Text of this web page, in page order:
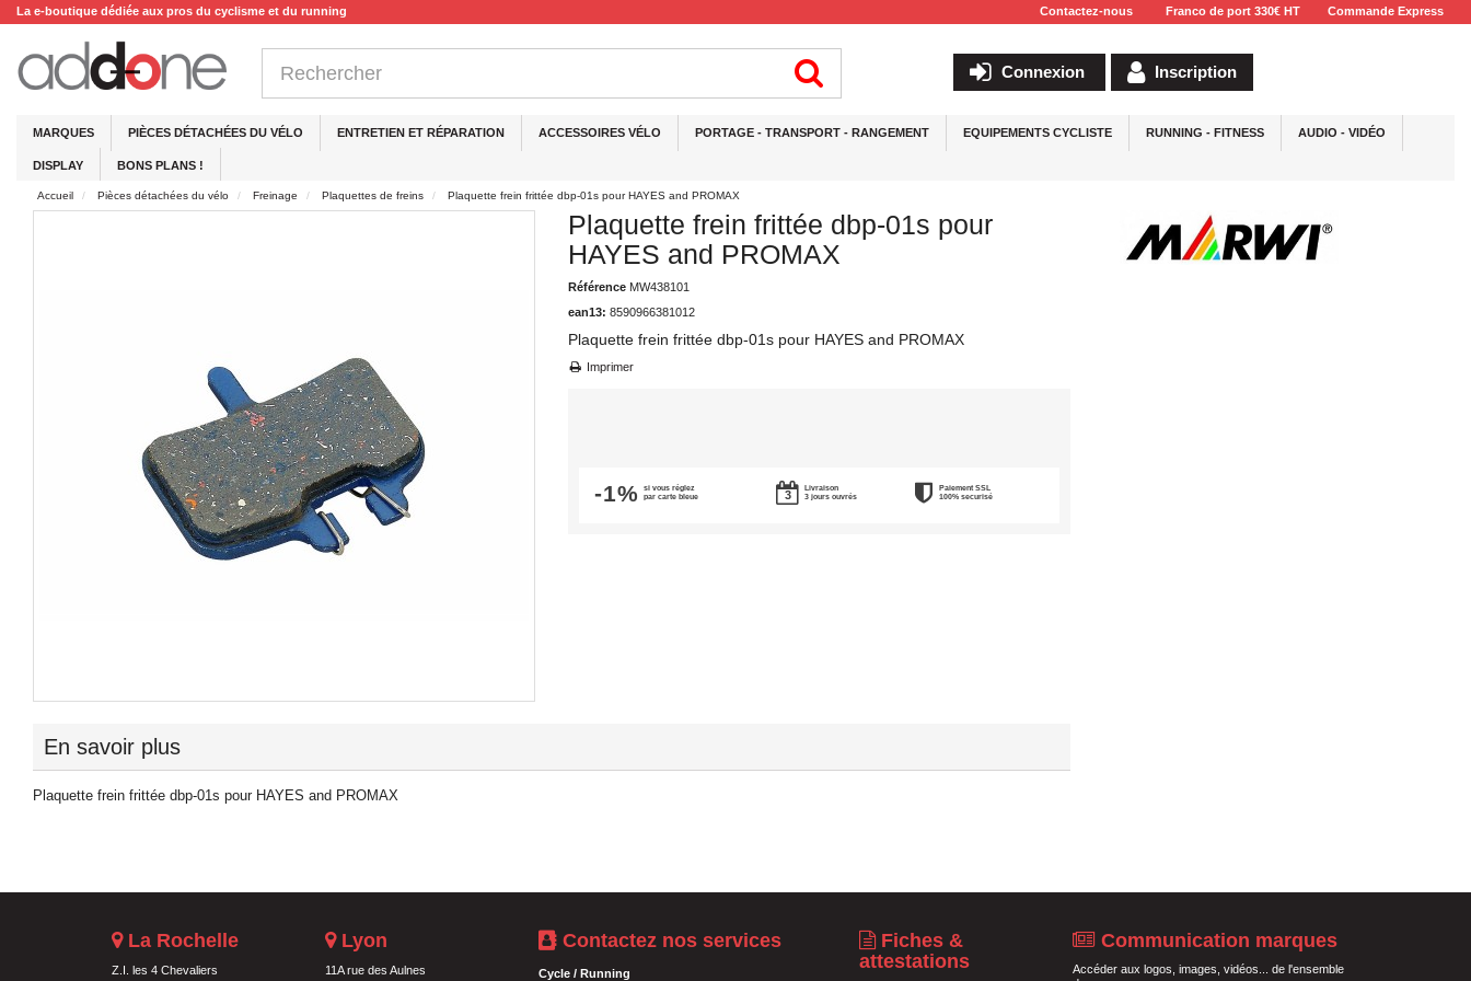
La e-boutique dédiée aux pros du cyclisme et du running Contactez-nous Franco de port 330€ HT Commande Express
Connexion Inscription
MARQUES PIÈCES DÉTACHÉES DU VÉLO ENTRETIEN ET RÉPARATION ACCESSOIRES VÉLO PORTAGE - TRANSPORT - RANGEMENT EQUIPEMENTS CYCLISTE RUNNING - FITNESS AUDIO - VIDÉO
DISPLAY BONS PLANS !
Accueil Pièces détachées du vélo Freinage Plaquettes de freins Plaquette frein frittée dbp-01s pour HAYES and PROMAX
Plaquette frein frittée dbp-01s pour
HAYES and PROMAX
Référence MW438101
ean13: 8590966381012
Plaquette frein frittée dbp-01s pour HAYES and PROMAX
Imprimer
-1%
si vous réglez
par carte bleue
Livraison
3 jours ouvrés
Paiement SSL
100% securisé
En savoir plus
Plaquette frein frittée dbp-01s pour HAYES and PROMAX
La Rochelle
Z.I. les 4 Chevaliers
Lyon
11A rue des Aulnes
Contactez nos services
Cycle / Running
Fiches &
attestations
Communication marques
Accéder aux logos, images, vidéos... de l'ensemble